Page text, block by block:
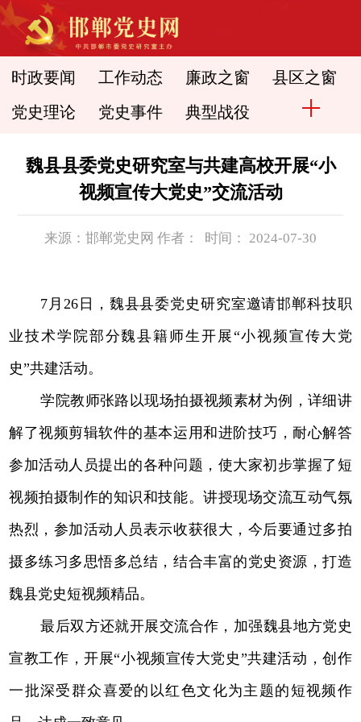
时政要闻 工作动态 廉政之窗 县区之窗
党史理论 党史事件 典型战役
魏县县委党史研究室与共建高校开展“小
视频宣传大党史”交流活动
来源：邯郸党史网 作者： 时间： 2024-07-30
7月26日，魏县县委党史研究室邀请邯郸科技职
业技术学院部分魏县籍师生开展“小视频宣传大党
史”共建活动。
学院教师张路以现场拍摄视频素材为例，详细讲
解了视频剪辑软件的基本运用和进阶技巧，耐心解答
参加活动人员提出的各种问题，使大家初步掌握了短
视频拍摄制作的知识和技能。讲授现场交流互动气氛
热烈，参加活动人员表示收获很大，今后要通过多拍
摄多练习多思悟多总结，结合丰富的党史资源，打造
魏县党史短视频精品。
最后双方还就开展交流合作，加强魏县地方党史
宣教工作，开展“小视频宣传大党史”共建活动，创作
一批深受群众喜爱的以红色文化为主题的短视频作